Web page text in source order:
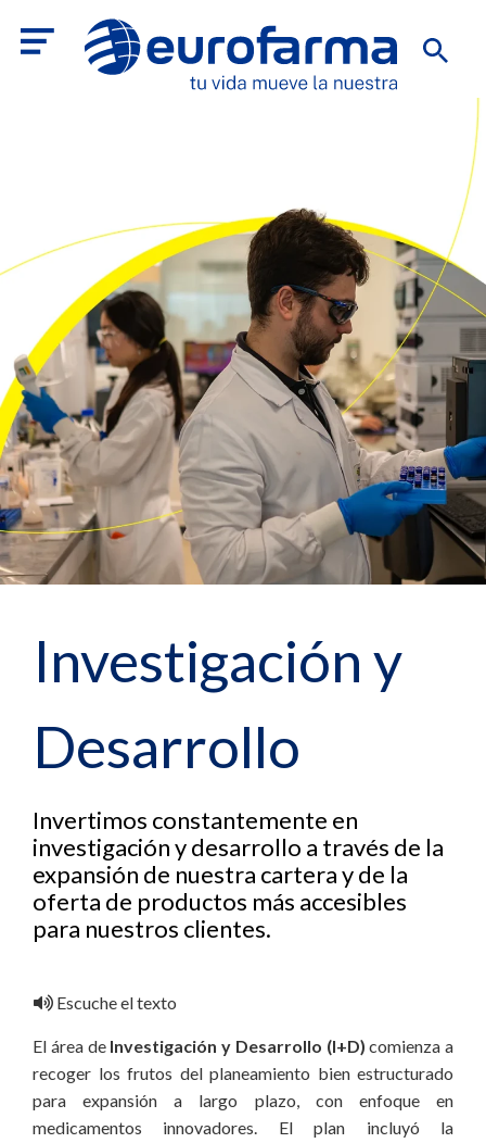
Investigación y
Desarrollo
Invertimos constantemente en
investigación y desarrollo a través de la
expansión de nuestra cartera y de la
oferta de productos más accesibles
para nuestros clientes.
Escuche el texto
El área de Investigación y Desarrollo (I+D) comienza a
recoger los frutos del planeamiento bien estructurado
para expansión a largo plazo, con enfoque en
medicamentos innovadores. El plan incluyó la